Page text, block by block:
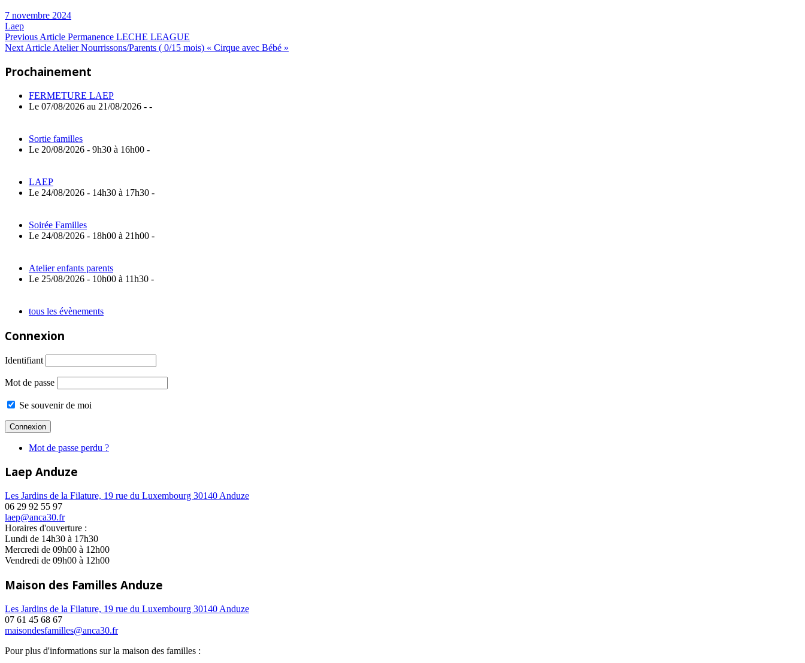
7 novembre 2024
Laep
Navigation
l’article
Previous ArticlePrevious
Post:
Permanence LECHE LEAGUE
Next ArticleNext
Atelier Nourrissons/Parents ( 0/15 mois) « Cirque avec Bébé »
Prochainement
FERMETURE LAEP
Le 07/08/2026 au 21/08/2026 - -
Sortie familles
Le 20/08/2026 - 9h30 à 16h00 -
LAEP
Le 24/08/2026 - 14h30 à 17h30 -
Soirée Familles
Le 24/08/2026 - 18h00 à 21h00 -
Atelier enfants parents
Le 25/08/2026 - 10h00 à 11h30 -
tous les évènements
Connexion
Identifiant
Mot de passe
Se souvenir de moi
Mot de passe perdu ?
Laep Anduze
Les Jardins de la Filature, 19 rue du Luxembourg 30140 Anduze
06 29 92 55 97
laep@anca30.fr
Horaires d'ouverture :
Lundi de 14h30 à 17h30
Mercredi de 09h00 à 12h00
Vendredi de 09h00 à 12h00
Maison des Familles Anduze
Les Jardins de la Filature, 19 rue du Luxembourg 30140 Anduze
07 61 45 68 67
maisondesfamilles@anca30.fr
Pour plus d'informations sur la maison des familles :